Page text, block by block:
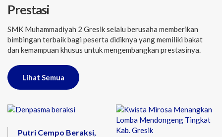
Prestasi
SMK Muhammadiyah 2 Gresik selalu berusaha memberikan
bimbingan terbaik bagi peserta didiknya yang memiliki bakat
dan kemampuan khusus untuk mengembangkan prestasinya.
Lihat Semua
Putri Cempo Beraksi,